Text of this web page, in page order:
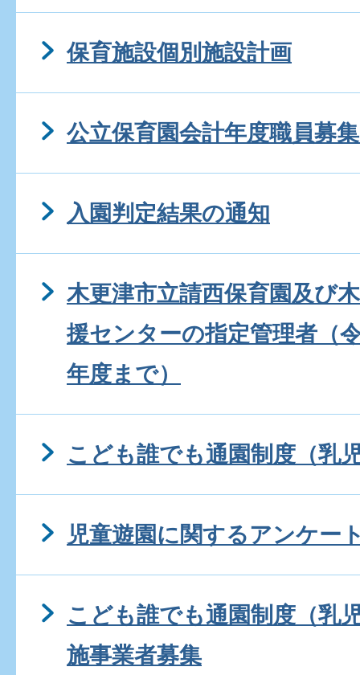
保育施設個別施設計画
公立保育園会計年度職員募
入園判定結果の通知
木更津市立請西保育園及び
援センターの指定管理者（
年度まで）
こども誰でも通園制度（乳
児童遊園に関するアンケー
こども誰でも通園制度（乳
施事業者募集